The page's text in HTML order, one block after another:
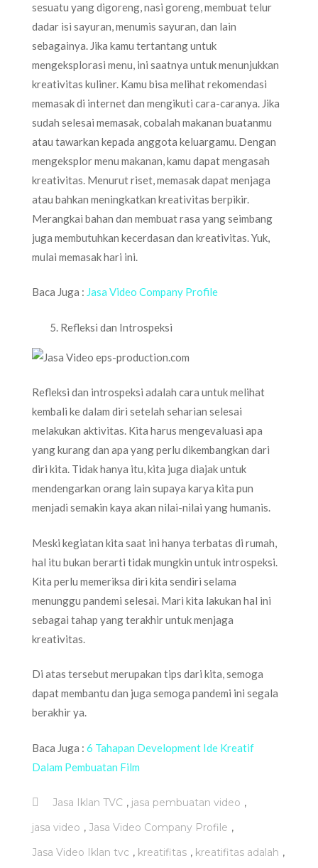
sesuatu yang digoreng, nasi goreng, membuat telur
dadar isi sayuran, menumis sayuran, dan lain
sebagainya. Jika kamu tertantang untuk
mengeksplorasi menu, ini saatnya untuk menunjukkan
kreativitas kuliner. Kamu bisa melihat rekomendasi
memasak di internet dan mengikuti cara-caranya. Jika
sudah selesai memasak, cobalah makanan buatanmu
atau tawarkan kepada anggota keluargamu. Dengan
mengeksplor menu makanan, kamu dapat mengasah
kreativitas. Menurut riset, memasak dapat menjaga
atau bahkan meningkatkan kreativitas berpikir.
Merangkai bahan dan membuat rasa yang seimbang
juga membutuhkan kecerdasan dan kreativitas. Yuk,
mulai memasak hari ini.
Baca Juga : Jasa Video Company Profile
Refleksi dan Introspeksi
Refleksi dan introspeksi adalah cara untuk melihat
kembali ke dalam diri setelah seharian selesai
melakukan aktivitas. Kita harus mengevaluasi apa
yang kurang dan apa yang perlu dikembangkan dari
diri kita. Tidak hanya itu, kita juga diajak untuk
mendengarkan orang lain supaya karya kita pun
menjadi semakin kaya akan nilai-nilai yang humanis.
Meski kegiatan kita saat ini hanya terbatas di rumah,
hal itu bukan berarti tidak mungkin untuk introspeksi.
Kita perlu memeriksa diri kita sendiri selama
menunggu pandemi selesai. Mari kita lakukan hal ini
sebagai tahap yang terakhir untuk menjaga
kreativitas.
Di atas tersebut merupakan tips dari kita, semoga
dapat membantu dan juga semoga pandemi ini segala
berakhir ya.
Baca Juga : 6 Tahapan Development Ide Kreatif
Dalam Pembuatan Film
Jasa Iklan TVC , jasa pembuatan video ,
jasa video , Jasa Video Company Profile ,
Jasa Video Iklan tvc , kreatifitas , kreatifitas adalah ,